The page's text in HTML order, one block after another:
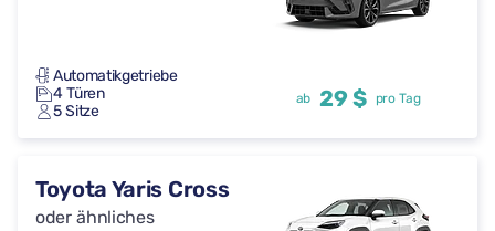
Automatikgetriebe
4 Türen
5 Sitze
ab 29 $ pro Tag
Toyota Yaris Cross
oder ähnliches